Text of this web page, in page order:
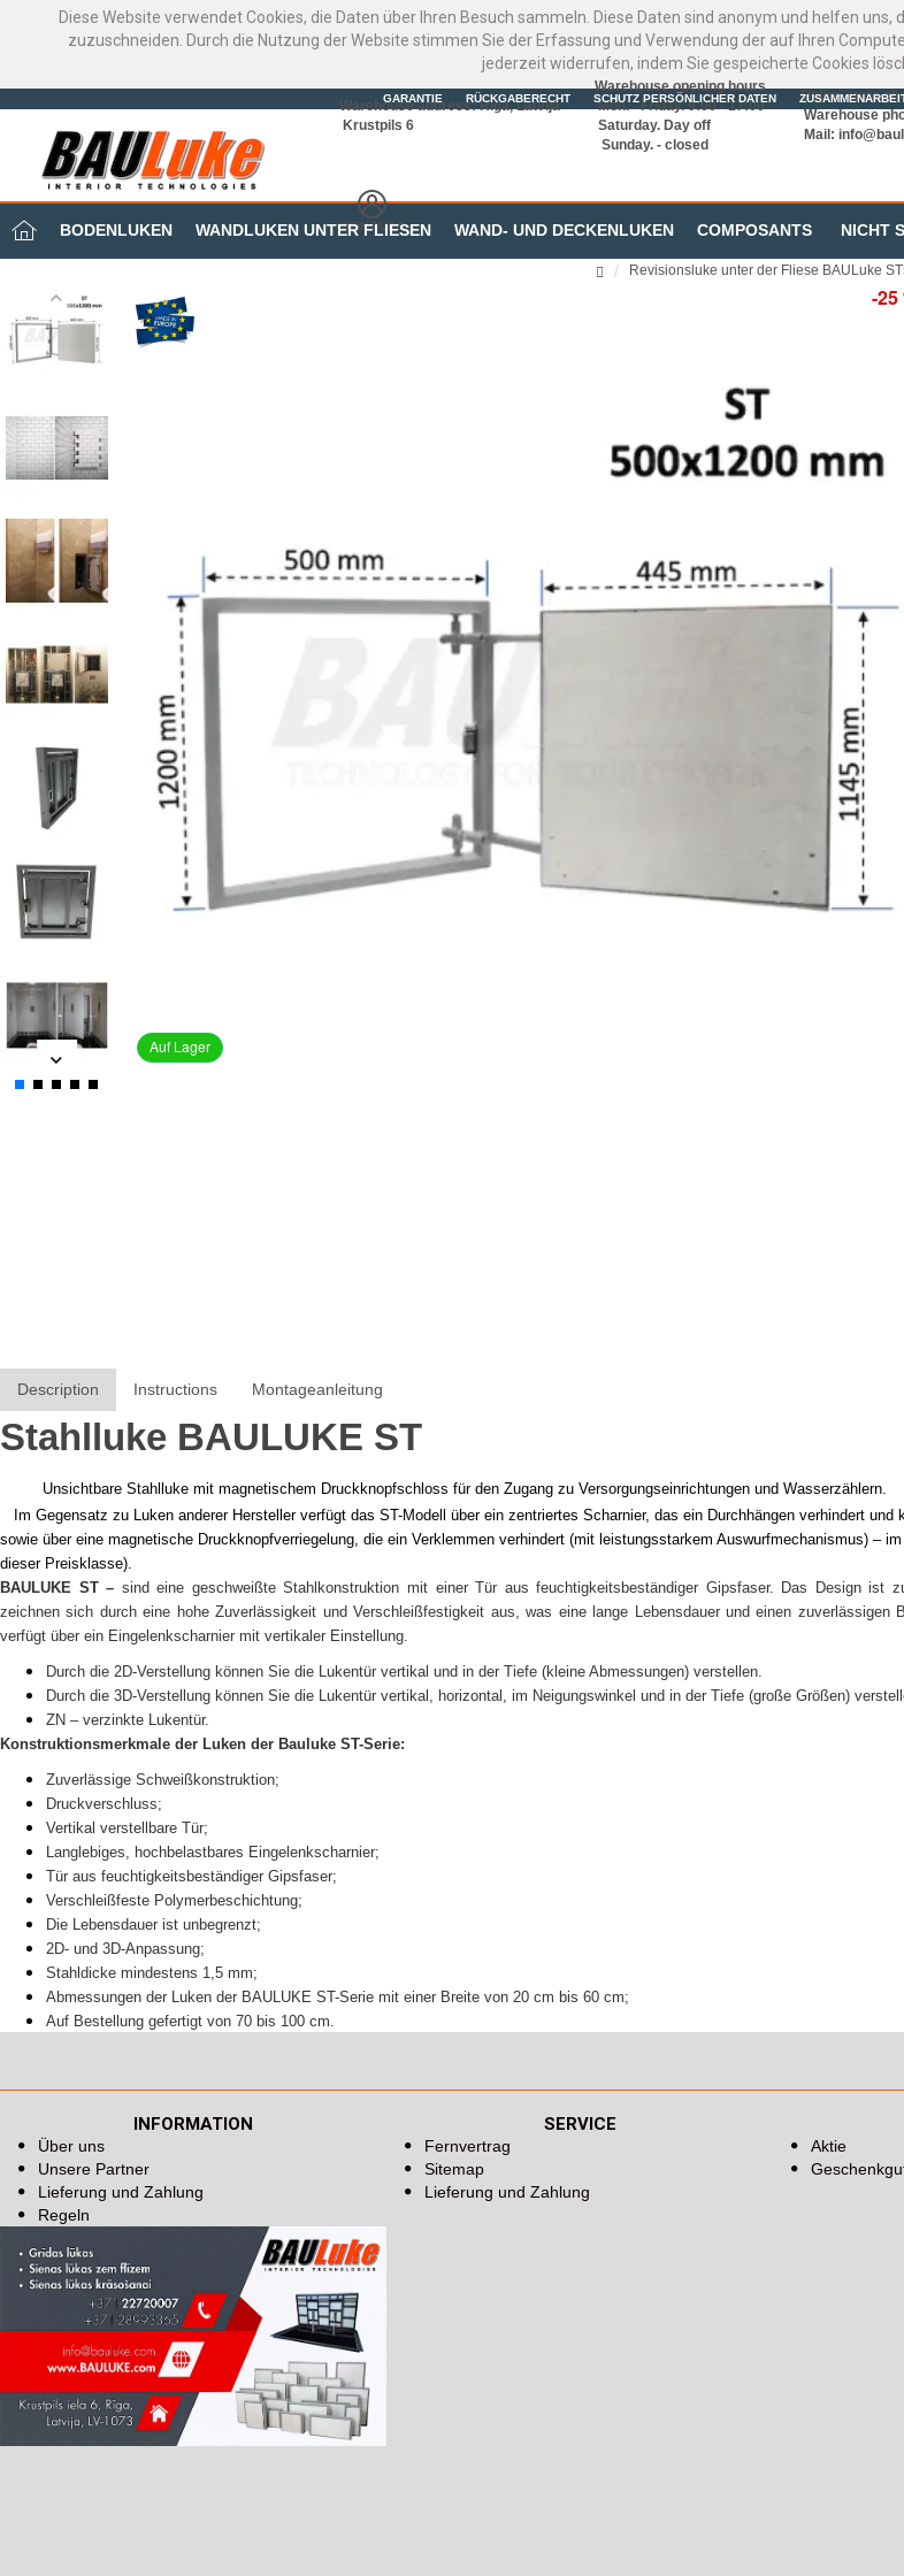
Diese Website verwendet Cookies, die Daten über Ihren Besuch sammeln. Diese Daten sind anonym und helfen
zuzuschneiden. Durch die Nutzung der Website stimmen Sie der Erfassung und Verwendung der auf Ihren
jederzeit widerrufen, indem Sie gespeicherte Cookies
GARANTIE RÜCKGABERECHT SCHUTZ PERSÖNLICHER DATEN
Warehouse address: Riga, Latvija
Krustpils 6
Warehouse opening hours
Mon. - Friday. 9:00 - 17:00
Saturday. Day off
Sunday. - closed
Online store
Warehouse
Mail:
MEIN BÜRO
BODENLUKEN WANDLUKEN UNTER FLIESEN WAND- UND DECKENLUKEN COMPOSANTS NICHT
Revisionsluke unter der Fliese BAULuke
Auf Lager
-25
Description Instructions Montageanleitung
Stahlluke BAULUKE ST
Unsichtbare Stahlluke mit magnetischem Druckknopfschloss für den Zugang zu Versorgungseinrichtungen und Wasserzählern.
Im Gegensatz zu Luken anderer Hersteller verfügt das ST-Modell über ein zentriertes Scharnier, das ein Durchhängen verhindert und
sowie über eine magnetische Druckknopfverriegelung, die ein Verklemmen verhindert (mit leistungsstarkem Auswurfmechanismus) –
dieser Preisklasse).
BAULUKE ST – sind eine geschweißte Stahlkonstruktion mit einer Tür aus feuchtigkeitsbeständiger Gipsfaser. Das Design ist
zeichnen sich durch eine hohe Zuverlässigkeit und Verschleißfestigkeit aus, was eine lange Lebensdauer und einen zuverlässigen
verfügt über ein Eingelenkscharnier mit vertikaler Einstellung.
Durch die 2D-Verstellung können Sie die Lukentür vertikal und in der Tiefe (kleine Abmessungen) verstellen.
Durch die 3D-Verstellung können Sie die Lukentür vertikal, horizontal, im Neigungswinkel und in der Tiefe (große Größen)
ZN – verzinkte Lukentür.
Konstruktionsmerkmale der Luken der Bauluke ST-Serie:
Zuverlässige Schweißkonstruktion;
Druckverschluss;
Vertikal verstellbare Tür;
Langlebiges, hochbelastbares Eingelenkscharnier;
Tür aus feuchtigkeitsbeständiger Gipsfaser;
Verschleißfeste Polymerbeschichtung;
Die Lebensdauer ist unbegrenzt;
2D- und 3D-Anpassung;
Stahldicke mindestens 1,5 mm;
Abmessungen der Luken der BAULUKE ST-Serie mit einer Breite von 20 cm bis 60 cm;
Auf Bestellung gefertigt von 70 bis 100 cm.
INFORMATION
Über uns
Unsere Partner
Lieferung und Zahlung
Regeln
SERVICE
Fernvertrag
Sitemap
Lieferung und Zahlung
Aktie